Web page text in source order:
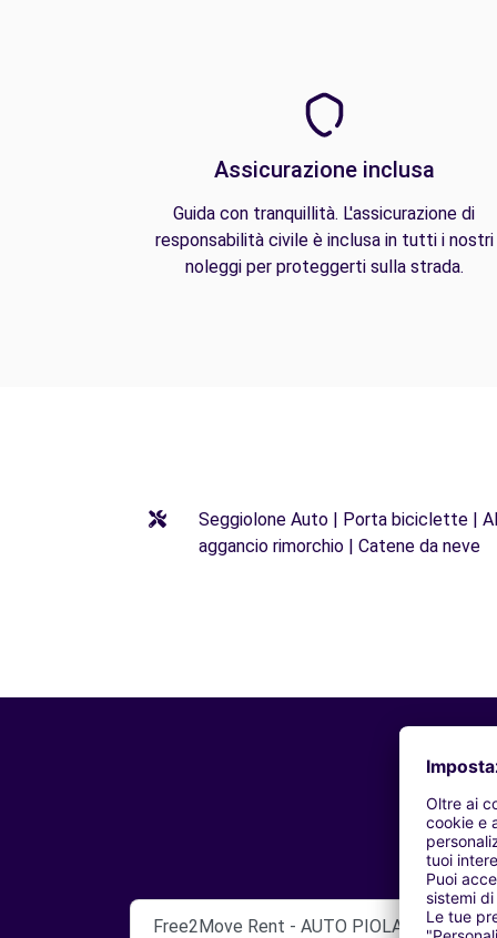
Assicurazione inclusa
Guida con tranquillità. L'assicurazione di
responsabilità civile è inclusa in tutti i nostri
noleggi per proteggerti sulla strada.
Seggiolone Auto | Porta biciclette |
aggancio rimorchio | Catene da neve
Free2Move Rent - AUTO PIOLA SNC-